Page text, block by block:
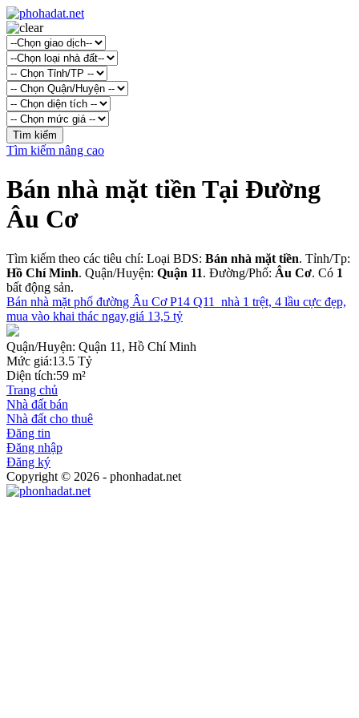
Tìm kiếm nâng cao
Bán nhà mặt tiền Tại Đường
Âu Cơ
Tìm kiếm theo các tiêu chí: Loại BDS: Bán nhà mặt tiền. Tỉnh/Tp:
Hồ Chí Minh. Quận/Huyện: Quận 11. Đường/Phố: Âu Cơ. Có 1
bất động sản.
Bán nhà mặt phố đường Âu Cơ P14 Q11_nhà 1 trệt, 4 lầu cực đẹp,
mua vào khai thác ngay,giá 13,5 tỷ
Quận/Huyện: Quận 11, Hồ Chí Minh
Mức giá:13.5 Tỷ
Diện tích:59 m²
Trang chủ
Nhà đất bán
Nhà đất cho thuê
Đăng tin
Đăng nhập
Đăng ký
Copyright © 2026 - phonhadat.net